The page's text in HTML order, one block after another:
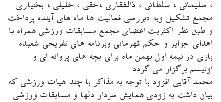
، سلیمانی ، سلطانی ، ذالفقاری ،حقی ، خلیلی ، بختیاری
مجمع تشکیل وبه دبررسی فعالیت ها ماه های آینده پرداخت
و طبق نظر اکثریت اعضای مجمع مسابقات ورزشی همراه با
اهدای جوایز و حکم قهرمانی وبرنامه های تفریحی شعبده
بازی در نیمه اول بهمن ماه برای بچه های پروانه ای و
اوتیسم برگزار می گردد
محمد آقایی افزود با توجه به مذاکر با چند هیات ورزشی که
بیان داشت به زودی همایش سردار دلها و مسابقات ورزشی